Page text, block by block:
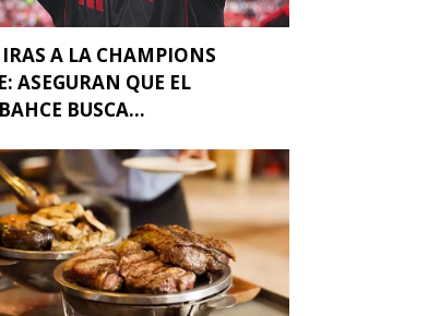
A LA CHAMPIONS
ASEGURAN QUE EL
BUSCA...